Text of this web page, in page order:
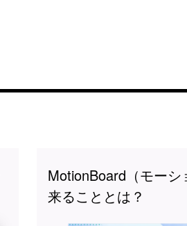
MotionBoard（モーシ
来ることとは？